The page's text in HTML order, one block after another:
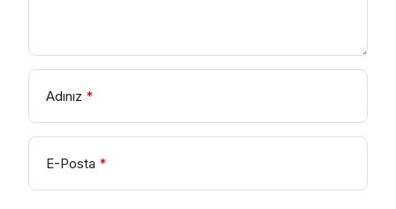
Adınız *
E-Posta *